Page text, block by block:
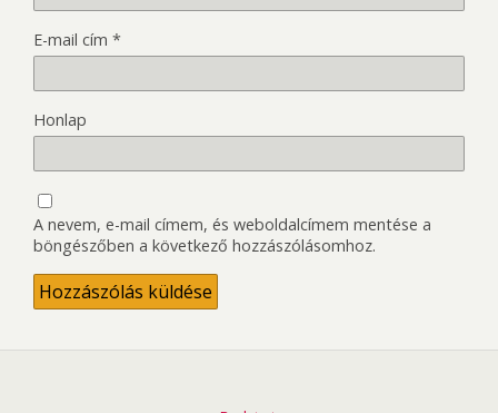
E-mail cím *
Honlap
A nevem, e-mail címem, és weboldalcímem mentése a
böngészőben a következő hozzászólásomhoz.